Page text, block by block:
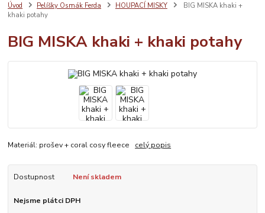
Úvod Pelíšky Osmák Ferda HOUPACÍ MISKY
BIG MISKA khaki +
khaki potahy
BIG MISKA khaki + khaki potahy
Materiál: prošev + coral cosy fleece celý popis
Dostupnost Není skladem
Nejsme plátci DPH